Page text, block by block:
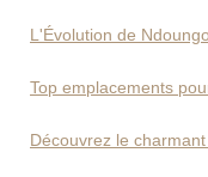
L'Évolution de
Top emplacements
Découvrez le